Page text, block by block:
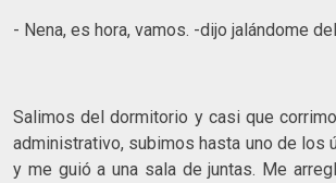
- Nena, es hora, vamos. -dijo jalándome
Salimos del dormitorio y casi que
administrativo, subimos hasta uno de los
y me guió a una sala de juntas. Me